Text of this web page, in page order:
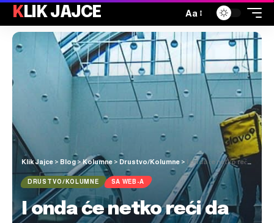
KLIK JAJCE Aa
Klik Jajce > Blog>Kolumne > Drustvo/Kolumne > I onda će netko reći da su Hrvati škrti: Najviše “bakše” dostavljačima od svih zemalja gdje Glovo posluje ostavljaju u Hrvatskoj
DRUSTVO/KOLUMNE SA WEB-A
I onda će netko reći da